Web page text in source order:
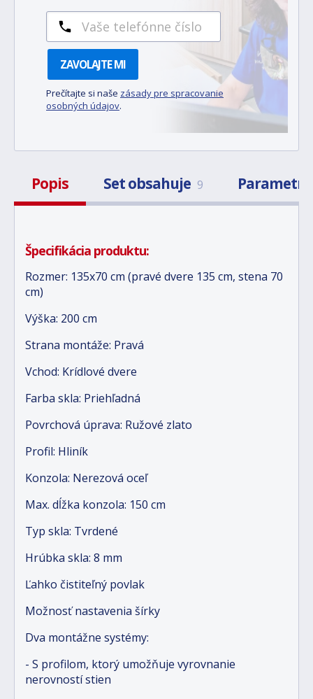
ZAVOLAJTE MI
Prečítajte si naše zásady pre spracovanie
osobných údajov.
Popis Set obsahuje 9 Parametre
Špecifikácia produktu:
Rozmer: 135x70 cm (pravé dvere 135 cm, stena 70
cm)
Výška: 200 cm
Strana montáže: Pravá
Vchod: Krídlové dvere
Farba skla: Priehľadná
Povrchová úprava: Ružové zlato
Profil: Hliník
Konzola: Nerezová oceľ
Max. dĺžka konzola: 150 cm
Typ skla: Tvrdené
Hrúbka skla: 8 mm
Ľahko čistiteľný povlak
Možnosť nastavenia šírky
Dva montážne systémy:
- S profilom, ktorý umožňuje vyrovnanie
nerovností stien